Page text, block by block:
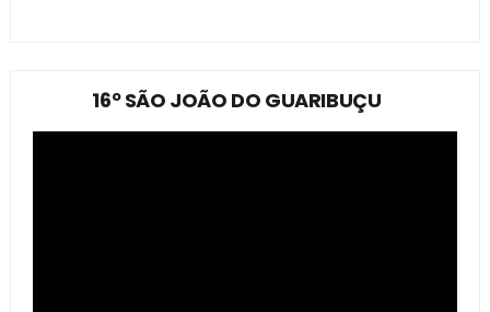
16º SÃO JOÃO DO GUARIBUÇU